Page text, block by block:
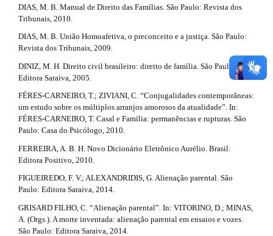
DIAS, M. B. Manual de Direito das Famílias. São Paulo: Revista dos
Tribunais, 2010.
DIAS, M. B. União Homoafetiva, o preconceito e a justiça. São Paulo:
Revista dos Tribunais, 2009.
DINIZ, M. H. Direito civil brasileiro: direito de família. São Paulo:
Editora Saraiva, 2005.
FÉRES-CARNEIRO, T.; ZIVIANI, C. “Conjugalidades contemporâneas:
um estudo sobre os múltiplos arranjos amorosos da atualidade”. In:
FÉRES-CARNEIRO, T. Casal e Família: permanências e rupturas. São
Paulo: Casa do Psicólogo, 2010.
FERREIRA, A. B. H. Novo Dicionário Eletrônico Aurélio. Brasil:
Editora Positivo, 2010.
FIGUEIREDO, F. V.; ALEXANDRIDIS, G. Alienação parental. São
Paulo: Editora Saraiva, 2014.
GRISARD FILHO, C. “Alienação parental”. In: VITORINO, D.; MINAS,
A. (Orgs.). A morte inventada: alienação parental em ensaios e vozes.
São Paulo: Editora Saraiva, 2014.